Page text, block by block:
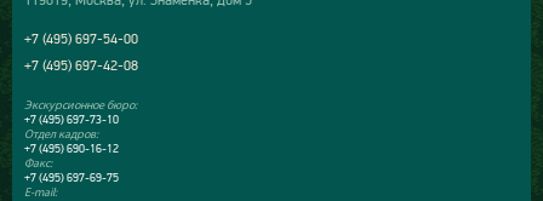
+7 (495) 697-54-00
+7 (495) 697-42-08
Экскурсионное бюро:
+7 (495) 697-73-10
Отдел кадров:
+7 (495) 690-16-12
Факс:
+7 (495) 697-69-75
E-mail: